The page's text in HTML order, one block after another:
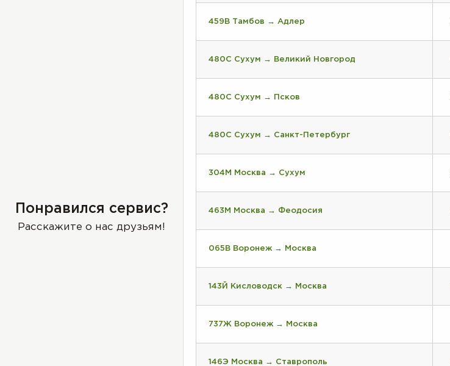
Понравился сервис?
Расскажите о нас друзьям!
459В Тамбов → Адлер
480С Сухум → Великий Новгород
480С Сухум → Псков
480С Сухум → Санкт-Петербург
304М Москва → Сухум
463М Москва → Феодосия
065В Воронеж → Москва
143Й Кисловодск → Москва
737Ж Воронеж → Москва
146Э Москва → Ставрополь